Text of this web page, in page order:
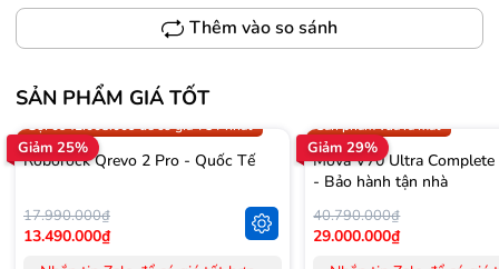
Thêm vào so sánh
SẢN PHẨM GIÁ TỐT
Giảm 25%
Trợ giá 300.000đ
Gọi 0942.008.009 để có giá TỐT nhất
Roborock Qrevo 2 Pro - Quốc Tế
17.990.000₫
13.490.000₫
Giảm 29%
Sản phẩm vừa ra mắt
Mova V70 Ultra
- Bảo hành tận nhà
40.790.000₫
29.000.000₫